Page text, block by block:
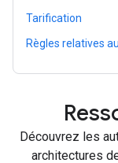
Tarification
Règles relatives
Découvrez les
architectures